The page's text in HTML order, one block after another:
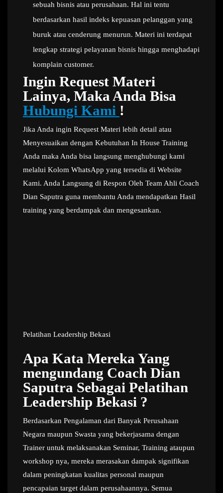
sebuah bisnis atau perusahaan. Hal ini tentu
berdasarkan hasil indeks kepuasan pelanggan yang
buruk atau cenderung menurun. Materi ini terdapat
lengkap strategi pelayanan bisnis hingga menghadapi
komplain customer.
Ingin Request Materi
Lainya, Maka Anda Bisa
Hubungi Kami !
Jika Anda ingin Request Materi lebih detail atau
Menyesuaikan dengan Kebutuhan In House Training
Anda maka Anda bisa langsung menghubungi kami
melalui Kolom WhatsApp yang tersedia di Website
Kami. Anda Langsung di Respon Oleh Team Ahli Coach
Dian Saputra guna membantu Anda mendapatkan Hasil
training yang berdampak dan mengesankan.
Pelatihan Leadership Bekasi
Apa Kata Mereka Yang
mengundang Coach Dian
Saputra Sebagai Pelatihan
Leadership Bekasi ?
Berdasarkan Pengalaman dari Banyak Perusahaan
Negara maupun Swasta yang bekerjasama dengan
Trainer untuk melaksanakan Seminar, Training ataupun
workshop nya, mereka merasakan dampak signifikan
dalam peningkatan kualitas personal maupun
pencapaian target dalam perusahaannya. Semua